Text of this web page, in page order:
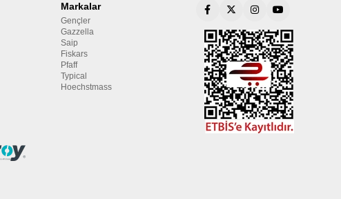
Markalar
Gençler
Gazzella
Saip
Fiskars
Pfaff
Typical
Hoechstmass